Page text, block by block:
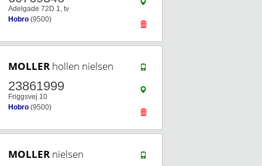
Adelgade 72D 1, tv
Hobro (9500)
MOLLER hollen nielsen
23861999
Friggsvej 10
Hobro (9500)
MOLLER nielsen